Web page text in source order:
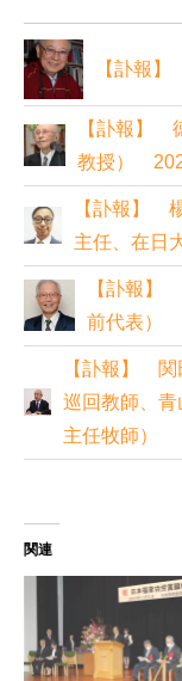
【訃報
【訃報】
教授）
【訃報】
主任、在日
【訃報】
前代表）
【訃報】 関
巡回教師、
主任牧師）
関連